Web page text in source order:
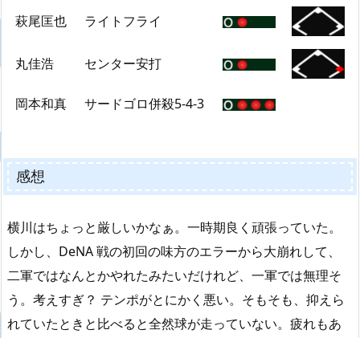
萩尾匡也 ライトフライ
丸佳浩 センター安打
岡本和真 サードゴロ併殺5-4-3
感想
横川はちょっと厳しいかなぁ。一時期良く頑張っていた。
しかし、DeNA 戦の初回の味方のエラーから大崩れして、
二軍ではなんとかやれたみたいだけれど、一軍では無理そ
う。考えすぎ？ テンポがとにかく悪い。そもそも、抑えら
れていたときと比べると全然球が走っていない。疲れもあ